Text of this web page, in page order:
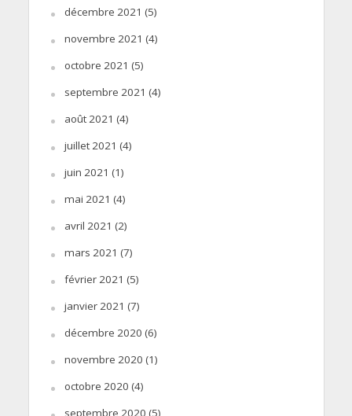
décembre 2021 (5)
novembre 2021 (4)
octobre 2021 (5)
septembre 2021 (4)
août 2021 (4)
juillet 2021 (4)
juin 2021 (1)
mai 2021 (4)
avril 2021 (2)
mars 2021 (7)
février 2021 (5)
janvier 2021 (7)
décembre 2020 (6)
novembre 2020 (1)
octobre 2020 (4)
septembre 2020 (5)